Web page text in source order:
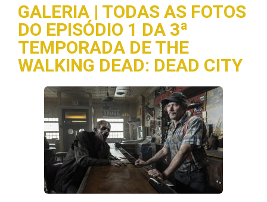
GALERIA | TODAS AS FOTOS
DO EPISÓDIO 1 DA 3ª
TEMPORADA DE THE
WALKING DEAD: DEAD CITY